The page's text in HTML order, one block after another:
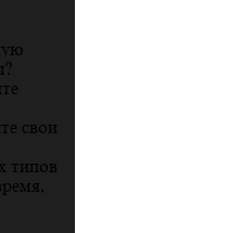
свои
типов